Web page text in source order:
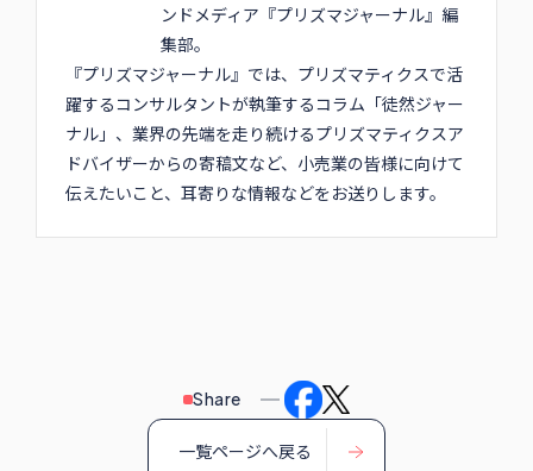
ンドメディア『プリズマジャーナル』編
集部。
『プリズマジャーナル』では、プリズマティクスで活
躍するコンサルタントが執筆するコラム「徒然ジャー
ナル」、業界の先端を走り続けるプリズマティクスア
ドバイザーからの寄稿文など、小売業の皆様に向けて
伝えたいこと、耳寄りな情報などをお送りします。
Share
一覧ページへ戻る